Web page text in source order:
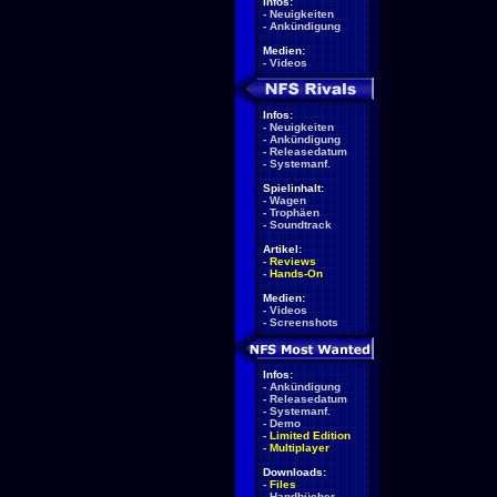
- Neuigkeiten
- Ankündigung
Medien:
- Videos
Infos:
- Neuigkeiten
- Ankündigung
- Releasedatum
- Systemanf.
Spielinhalt:
- Wagen
- Trophäen
- Soundtrack
Artikel:
- Reviews
- Hands-On
Medien:
- Videos
- Screenshots
Infos:
- Ankündigung
- Releasedatum
- Systemanf.
- Demo
- Limited Edition
- Multiplayer
Downloads:
- Files